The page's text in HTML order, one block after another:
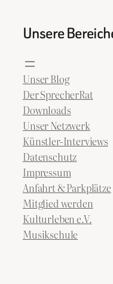
Unsere
Unser Blog
Der SprecherRat
Downloads
Unser Netzwerk
Künstler-Interviews
Datenschutz
Impressum
Anfahrt & Parkplätze
Mitglied werden
Kulturleben e.V.
Musikschule